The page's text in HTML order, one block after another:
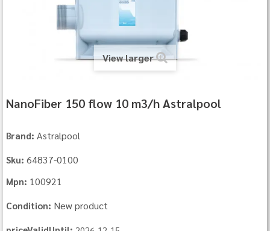
View larger
NanoFiber 150 flow 10 m3/h Astralpool
Brand: Astralpool
Sku: 64837-0100
Mpn: 100921
Condition: New product